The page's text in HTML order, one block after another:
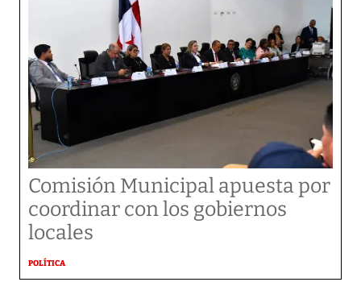
Comisión Municipal apuesta por
coordinar con los gobiernos
locales
POLÍTICA